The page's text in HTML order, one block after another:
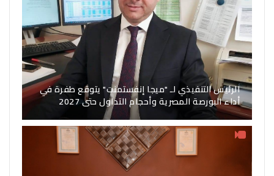
الرئيس التنفيذي لـ "ميجا إنفستمنت" يتوقع طفرة في
أداء البورصة المصرية وأحجام التداول حتى 2027